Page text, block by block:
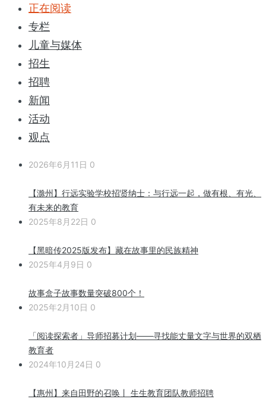
正在阅读
专栏
儿童与媒体
招生
招聘
新闻
活动
观点
2026年6月11日 0
【滁州】行远实验学校招贤纳士：与行远一起，做有根、有光、
有未来的教育
2025年8月22日 0
【黑暗传2025版发布】藏在故事里的民族精神
2025年4月9日 0
故事盒子故事数量突破800个！
2025年2月10日 0
「阅读探索者」导师招募计划——寻找能丈量文字与世界的双栖
教育者
2024年10月24日 0
【惠州】来自田野的召唤丨 生生教育团队教师招聘